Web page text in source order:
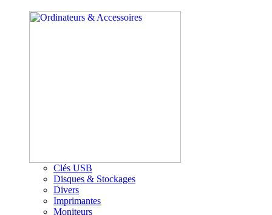
Clés USB
Disques & Stockages
Divers
Imprimantes
Moniteurs